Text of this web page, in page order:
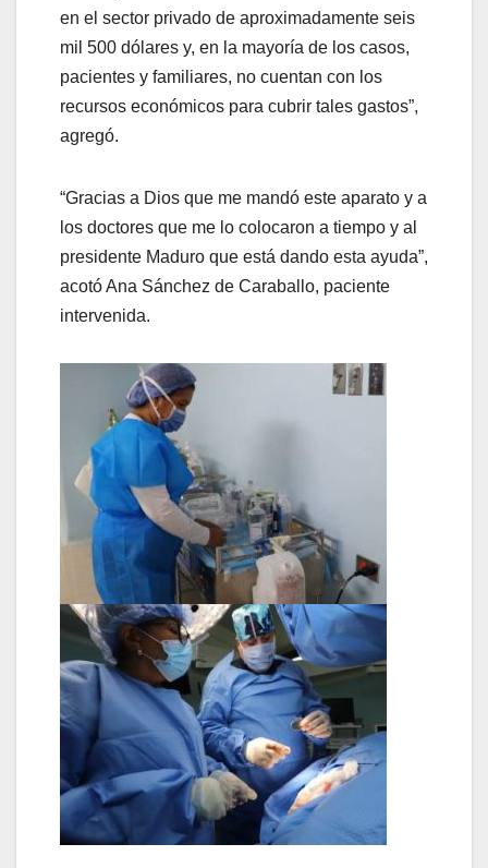
en el sector privado de aproximadamente seis
mil 500 dólares y, en la mayoría de los casos,
pacientes y familiares, no cuentan con los
recursos económicos para cubrir tales gastos”,
agregó.
“Gracias a Dios que me mandó este aparato y a
los doctores que me lo colocaron a tiempo y al
presidente Maduro que está dando esta ayuda”,
acotó Ana Sánchez de Caraballo, paciente
intervenida.